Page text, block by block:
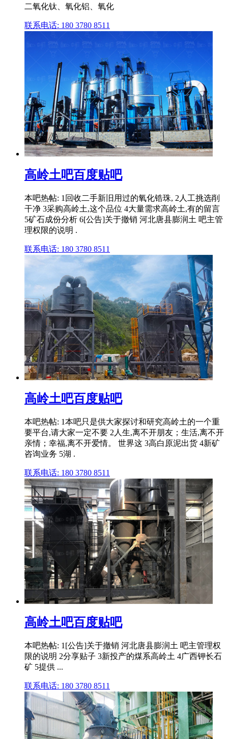
二氧化钛、氧化铝、氧化
联系电话: 180 3780 8511
高岭土吧百度贴吧
本吧热帖: 1回收二手新旧用过的氧化锆珠, 2人工挑选削
干净 3采购高岭土,这个品位 4大量需求高岭土,有的留言
5矿石成份分析 6[公告]关于撤销 河北唐县膨润土 吧主管
理权限的说明 .
联系电话: 180 3780 8511
高岭土吧百度贴吧
本吧热帖: 1本吧只是供大家探讨和研究高岭土的一个重
要平台,请大家一定不要 2人生,离不开朋友；生活,离不开
亲情；幸福,离不开爱情。 世界这 3高白原泥出货 4新矿
咨询业务 5湖 .
联系电话: 180 3780 8511
高岭土吧百度贴吧
本吧热帖: 1[公告]关于撤销 河北唐县膨润土 吧主管理权
限的说明 2分享贴子 3新投产的煤系高岭土 4广西钾长石
矿 5提供 ...
联系电话: 180 3780 8511